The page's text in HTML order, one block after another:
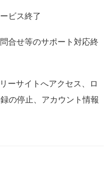
ビス終了
合せ等のサポート対応終
ーサイトへアクセス、ロ
の停止、アカウント情報